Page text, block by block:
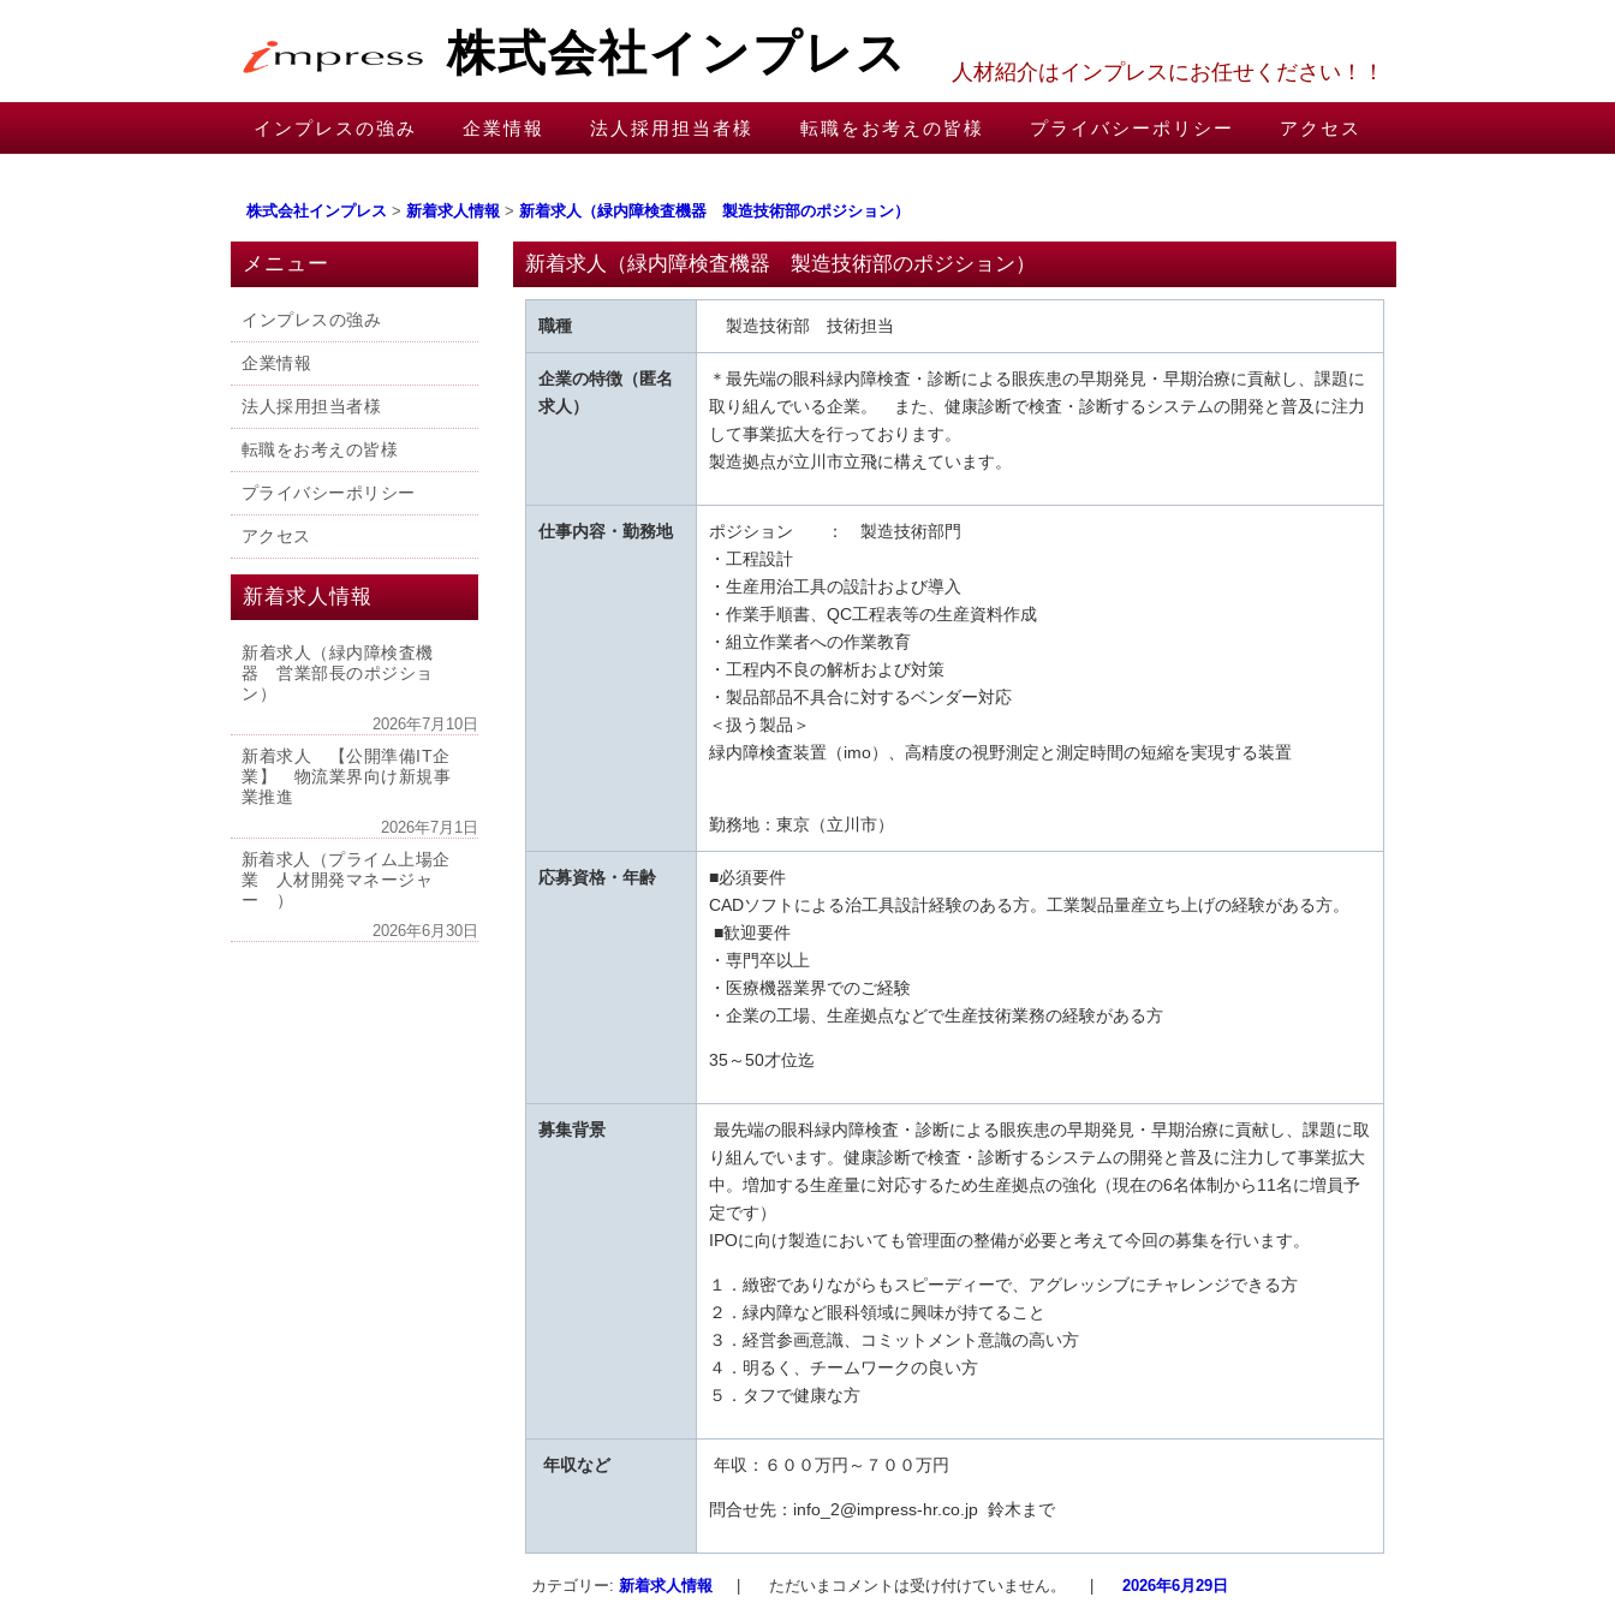
株式会社インプレス 人材紹介はインプレスにお任せください！！
メインメニュー
ン
ツ
へ
インプレスの強み 企業情報 法人採用担当者様 転職をお考えの皆様 プライバシーポリシー アクセス
株式会社インプレス >新着求人情報 >新着求人（緑内障検査機器 製造技術部のポジション）
新着求人（緑内障検査機器 製造技術部のポジション）
職種 製造技術部 技術担当
企業の特徴（匿名
求人）
＊最先端の眼科緑内障検査・診断による眼疾患の早期発見・早期治療に貢献し、課題に
取り組んでいる企業。 また、健康診断で検査・診断するシステムの開発と普及に注力
して事業拡大を行っております。
製造拠点が立川市立飛に構えています。
仕事内容・勤務地 ポジション ： 製造技術部門
・工程設計
・生産用治工具の設計および導入
・作業手順書、QC工程表等の生産資料作成
・組立作業者への作業教育
・工程内不良の解析および対策
・製品部品不具合に対するベンダー対応
＜扱う製品＞
緑内障検査装置（imo）、高精度の視野測定と測定時間の短縮を実現する装置
勤務地：東京（立川市）
応募資格・年齢 ■必須要件
CADソフトによる治工具設計経験のある方。工業製品量産立ち上げの経験がある方。
■歓迎要件
・専門卒以上
・医療機器業界でのご経験
・企業の工場、生産拠点などで生産技術業務の経験がある方
35～50才位迄
募集背景 最先端の眼科緑内障検査・診断による眼疾患の早期発見・早期治療に貢献し、課題に取
り組んでいます。健康診断で検査・診断するシステムの開発と普及に注力して事業拡大
中。増加する生産量に対応するため生産拠点の強化（現在の6名体制から11名に増員予
定です）
IPOに向け製造においても管理面の整備が必要と考えて今回の募集を行います。
１．緻密でありながらもスピーディーで、アグレッシブにチャレンジできる方
２．緑内障など眼科領域に興味が持てること
３．経営参画意識、コミットメント意識の高い方
４．明るく、チームワークの良い方
５．タフで健康な方
年収など 年収：６００万円～７００万円
問合せ先：info_2@impress-hr.co.jp 鈴木まで
カテゴリー: 新着求人情報 | ただいまコメントは受け付けていません。 | 2026年6月29日
メニュー
インプレスの強み
企業情報
法人採用担当者様
転職をお考えの皆様
プライバシーポリシー
アクセス
新着求人情報
新着求人（緑内障検査機
器 営業部長のポジショ
ン）
2026年7月10日
新着求人 【公開準備IT企
業】 物流業界向け新規事
業推進
2026年7月1日
新着求人（プライム上場企
業 人材開発マネージャ
ー ）
2026年6月30日